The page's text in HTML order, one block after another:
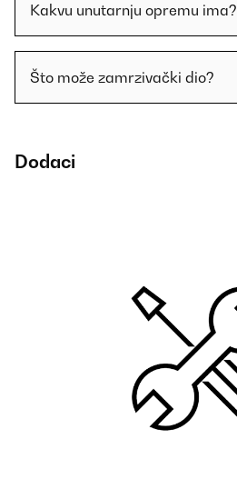
Kakvu unutarnju opremu ima?
Što može zamrzivački dio?
Dodaci